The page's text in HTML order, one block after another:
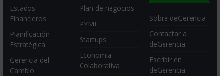
Estados
Financieros
Planificación
Estratégica
Gerencia del
Cambio
Plan de negocios
PYME
Startups
Economia
Colaborativa
Sobre deGerencia
Contactar a
deGerencia
Escribir en
deGerencia